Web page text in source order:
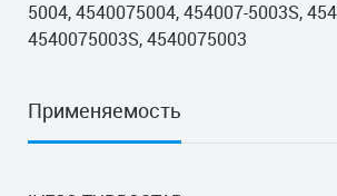
5004, 4540075004, 454007-5003S,
4540075003S, 4540075003
Применяемость